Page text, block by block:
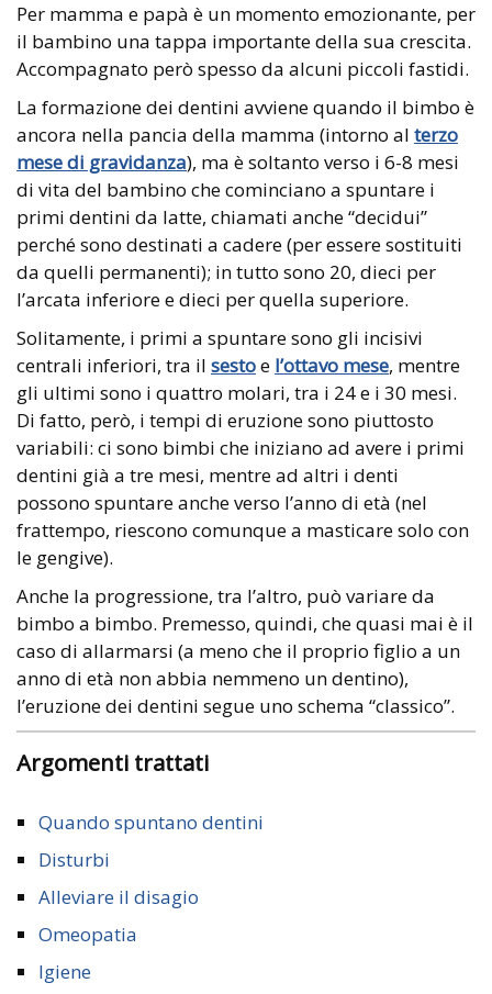
Per mamma e papà è un momento emozionante, per
il bambino una tappa importante della sua crescita.
Accompagnato però spesso da alcuni piccoli fastidi.
La formazione dei dentini avviene quando il bimbo è
ancora nella pancia della mamma (intorno al terzo
mese di gravidanza), ma è soltanto verso i 6-8 mesi
di vita del bambino che cominciano a spuntare i
primi dentini da latte, chiamati anche “decidui”
perché sono destinati a cadere (per essere sostituiti
da quelli permanenti); in tutto sono 20, dieci per
l’arcata inferiore e dieci per quella superiore.
Solitamente, i primi a spuntare sono gli incisivi
centrali inferiori, tra il sestoe l’ottavo mese, mentre
gli ultimi sono i quattro molari, tra i 24 e i 30 mesi.
Di fatto, però, i tempi di eruzione sono piuttosto
variabili: ci sono bimbi che iniziano ad avere i primi
dentini già a tre mesi, mentre ad altri i denti
possono spuntare anche verso l’anno di età (nel
frattempo, riescono comunque a masticare solo con
le gengive).
Anche la progressione, tra l’altro, può variare da
bimbo a bimbo. Premesso, quindi, che quasi mai è il
caso di allarmarsi (a meno che il proprio figlio a un
anno di età non abbia nemmeno un dentino),
l’eruzione dei dentini segue uno schema “classico”.
Argomenti trattati
Quando spuntano dentini
Disturbi
Alleviare il disagio
Omeopatia
Igiene